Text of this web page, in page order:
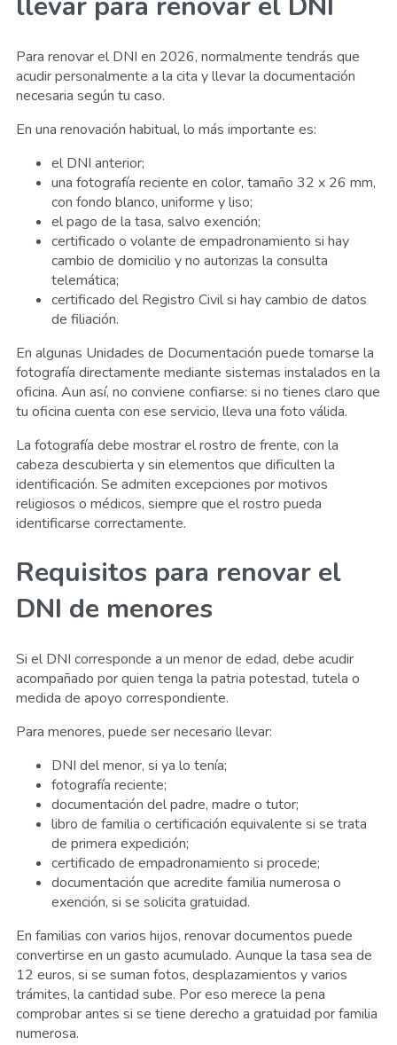
Para renovar el DNI en 2026, normalmente tendrás que
acudir personalmente a la cita y llevar la documentación
necesaria según tu caso.
En una renovación habitual, lo más importante es:
el DNI anterior;
una fotografía reciente en color, tamaño 32 x 26 mm,
con fondo blanco, uniforme y liso;
el pago de la tasa, salvo exención;
certificado o volante de empadronamiento si hay
cambio de domicilio y no autorizas la consulta
telemática;
certificado del Registro Civil si hay cambio de datos
de filiación.
En algunas Unidades de Documentación puede tomarse la
fotografía directamente mediante sistemas instalados en la
oficina. Aun así, no conviene confiarse: si no tienes claro que
tu oficina cuenta con ese servicio, lleva una foto válida.
La fotografía debe mostrar el rostro de frente, con la
cabeza descubierta y sin elementos que dificulten la
identificación. Se admiten excepciones por motivos
religiosos o médicos, siempre que el rostro pueda
identificarse correctamente.
Requisitos para renovar el
DNI de menores
Si el DNI corresponde a un menor de edad, debe acudir
acompañado por quien tenga la patria potestad, tutela o
medida de apoyo correspondiente.
Para menores, puede ser necesario llevar:
DNI del menor, si ya lo tenía;
fotografía reciente;
documentación del padre, madre o tutor;
libro de familia o certificación equivalente si se trata
de primera expedición;
certificado de empadronamiento si procede;
documentación que acredite familia numerosa o
exención, si se solicita gratuidad.
En familias con varios hijos, renovar documentos puede
convertirse en un gasto acumulado. Aunque la tasa sea de
12 euros, si se suman fotos, desplazamientos y varios
trámites, la cantidad sube. Por eso merece la pena
comprobar antes si se tiene derecho a gratuidad por familia
numerosa.